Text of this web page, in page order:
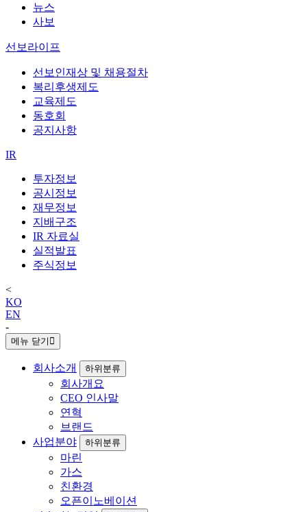
뉴스
사보
선보라이프
선보인재상 및 채용절차
복리후생제도
교육제도
동호회
공지사항
IR
투자정보
공시정보
재무정보
지배구조
IR 자료실
실적발표
주식정보
<
KO
EN
-
메뉴 닫기
회사소개 하위분류
회사개요
CEO 인사말
연혁
브랜드
사업분야
하위분류
마린
가스
친환경
오픈이노베이션